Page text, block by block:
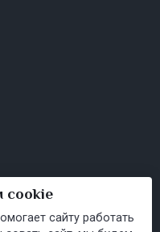
cookie
сайту работать